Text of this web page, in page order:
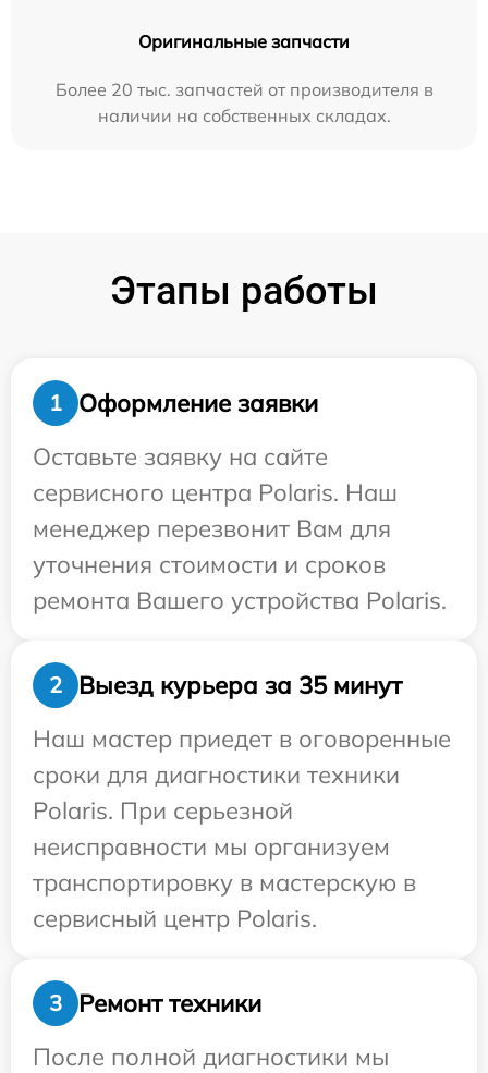
Оригинальные запчасти
Более 20 тыс. запчастей от производителя в
наличии на собственных складах.
Этапы работы
1
Оформление заявки
Оставьте заявку на сайте
сервисного центра Polaris. Наш
менеджер перезвонит Вам для
уточнения стоимости и сроков
ремонта Вашего устройства Polaris.
2
Выезд курьера за 35 минут
Наш мастер приедет в оговоренные
сроки для диагностики техники
Polaris. При серьезной
неисправности мы организуем
транспортировку в мастерскую в
сервисный центр Polaris.
3
Ремонт техники
После полной диагностики мы